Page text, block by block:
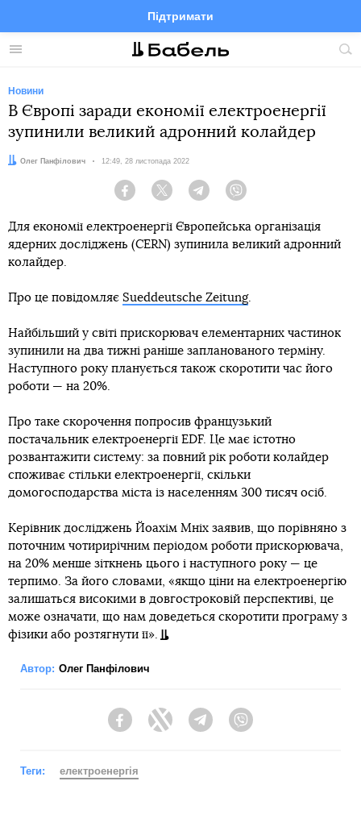
Меню
Підтримати
FacebookTelegramTwitter
Новини
В Європі заради економії електроенергії
зупинили великий адронний колайдер
Автор:
Олег Панфілович Дата:
12:49, 28 листопада 2022
Facebook Twitter Telegram
Для економії електроенергії Європейська організація
ядерних досліджень (CERN) зупинила великий адронний
колайдер.
Про це повідомляє Sueddeutsche Zeitung.
Найбільший у світі прискорювач елементарних частинок
зупинили на два тижні раніше запланованого терміну.
Наступного року планується також скоротити час його
роботи — на 20%.
Про таке скорочення попросив французький
постачальник електроенергії EDF. Це має істотно
розвантажити систему: за повний рік роботи колайдер
споживає стільки електроенергії, скільки
домогосподарства міста із населенням 300 тисяч осіб.
Керівник досліджень Йоахім Мніх заявив, що порівняно з
поточним чотирирічним періодом роботи прискорювача,
на 20% менше зіткнень цього і наступного року — це
терпимо. За його словами, «якщо ціни на електроенергію
залишаться високими в довгостроковій перспективі, це
може означати, що нам доведеться скоротити програму з
фізики або розтягнути її».
Автор: Олег Панфілович
FacebookTwitter Telegram
Теги: електроенергія